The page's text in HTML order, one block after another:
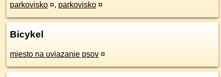
parkovisko ¤, parkovisko ¤
Bicykel
miesto na uviazanie psov ¤